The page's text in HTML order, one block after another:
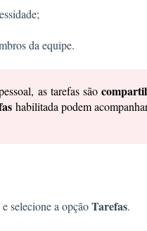
da equipe.
as tarefas são
habilitada podem
selecione a opçãoTarefas.